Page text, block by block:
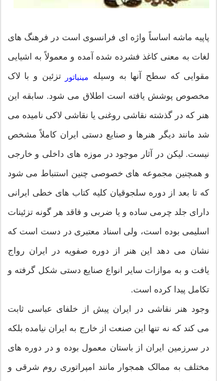
پاپیه ماشه اساساً واژه ای فرانسوی است در فرهنگ های
لغات به معنی کاغذ فشرده شده آمده و معمولاً به اشیایی
مقوایی که سطح آنها به وسیله
مينياتور تزئین و با لاک
مخصوص پوشش یافته است اطلاق می شود. سابقه این
هنر که در گذشته نقاشی روغنی یا نقاشی لاکی نامیده می
شد مانند دیگر هنرها و صنایع دستی ایران کاملاً مشخص
نیست. لیکن در آثار موجود در موزه های داخلی و خارجی
و همچنین مجموعه های خصوصی چنین استنباط می شود
که تا بعد از دوره سلجوقیان کلیه کتاب های خطی ایرانی
دارای جلد چرمی ساده و یا ضربی و فاقد هر گونه تزئینات
اسلیمی بوده است، ولی اسناد معتبری در دست است که
نشان می دهد این هنر از دوره صفویه در ایران رواج
یافت و به موازات سایر انواع صنایع دستی شکل گرفته و
تکامل پیدا کرده است.
وجود هنر نقاشی در ایران پیش از خلفای عباسی ثابت
می کند که نه تنها این صنعت از خارج به ایران نیامده بلکه
در سرزمین ایران از باستان معمول بوده و در دوره های
مختلف به ممالک همجوار مانند امپراتوری روم شرقی و